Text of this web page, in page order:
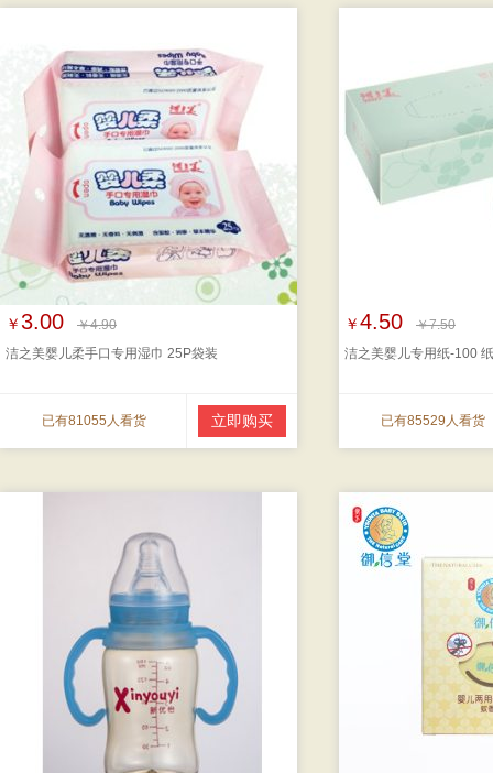
￥3.00
￥4.90
洁之美婴儿柔手口专用湿巾 25P袋装
已有81055人看货 立即购买
￥4.50
￥7.50
洁之美婴儿专用纸-100
已有85529人看货